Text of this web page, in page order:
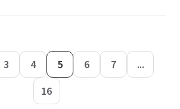
3 4 5 6 7
...
16